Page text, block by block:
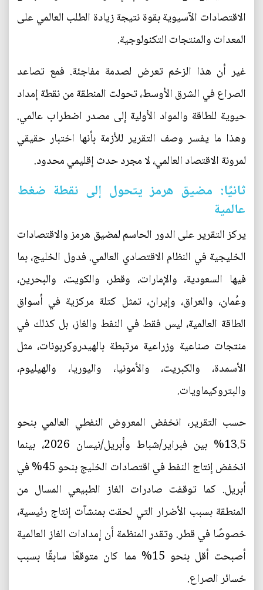
الاقتصادات الآسيوية بقوة نتيجة زيادة الطلب العالمي على
المعدات والمنتجات التكنولوجية.
غير أن هذا الزخم تعرض لصدمة مفاجئة. فمع تصاعد
الصراع في الشرق الأوسط، تحولت المنطقة من نقطة إمداد
حيوية للطاقة والمواد الأولية إلى مصدر اضطراب عالمي.
وهذا ما يفسر وصف التقرير للأزمة بأنها اختبار حقيقي
لمرونة الاقتصاد العالمي، لا مجرد حدث إقليمي محدود.
ثانيًا: مضيق هرمز يتحول إلى نقطة ضغط
عالمية
يركز التقرير على الدور الحاسم لمضيق هرمز والاقتصادات
الخليجية في النظام الاقتصادي العالمي. فدول الخليج، بما
فيها السعودية، والإمارات، وقطر، والكويت، والبحرين،
وعُمان، والعراق، وإيران، تمثل كتلة مركزية في أسواق
الطاقة العالمية، ليس فقط في النفط والغاز، بل كذلك في
منتجات صناعية وزراعية مرتبطة بالهيدروكربونات، مثل
الأسمدة، والكبريت، والأمونيا، واليوريا، والهيليوم،
والبتروكيماويات.
حسب التقرير، انخفض المعروض النفطي العالمي بنحو
13.5% بين فبراير/شباط وأبريل/نيسان 2026، بينما
انخفض إنتاج النفط في اقتصادات الخليج بنحو 45% في
أبريل. كما توقفت صادرات الغاز الطبيعي المسال من
المنطقة بسبب الأضرار التي لحقت بمنشآت إنتاج رئيسية،
خصوصًا في قطر. وتقدر المنظمة أن إمدادات الغاز العالمية
أصبحت أقل بنحو 15% مما كان متوقعًا سابقًا بسبب
خسائر الصراع.